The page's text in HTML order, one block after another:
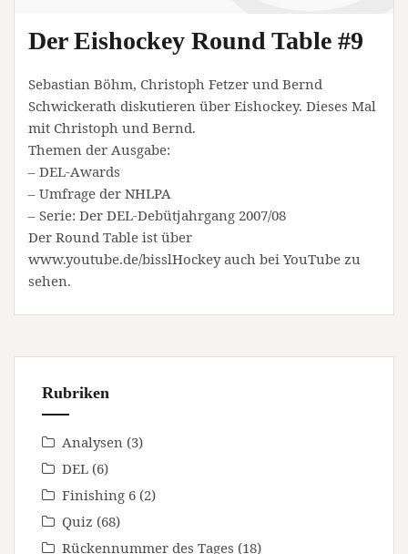
Der Eishockey Round Table #9
Sebastian Böhm, Christoph Fetzer und Bernd
Schwickerath diskutieren über Eishockey. Dieses Mal
mit Christoph und Bernd.
Themen der Ausgabe:
– DEL-Awards
– Umfrage der NHLPA
– Serie: Der DEL-Debütjahrgang 2007/08
Der Round Table ist über
www.youtube.de/bisslHockey auch bei YouTube zu
sehen.
Rubriken
Analysen (3)
DEL (6)
Finishing 6 (2)
Quiz (68)
Rückennummer des Tages (18)